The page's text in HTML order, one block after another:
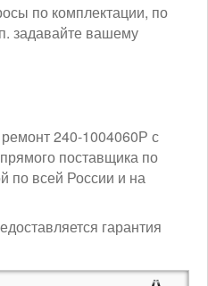
по комплектации, по
задавайте вашему
240-1004060Р с
поставщика по
по всей России и на
гарантия